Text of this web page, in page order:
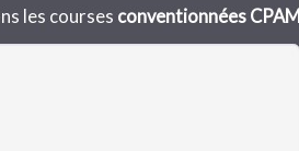
les courses conventionnées CPAM